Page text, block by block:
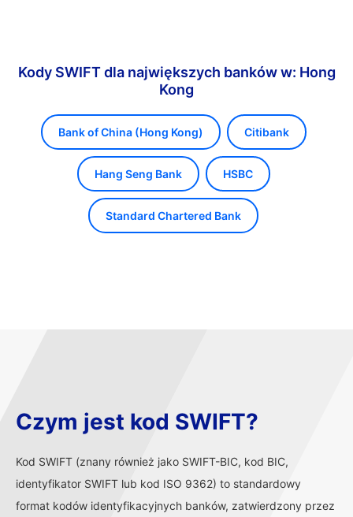
Kody SWIFT dla największych banków w: Hong
Kong
Bank of China (Hong Kong) Citibank
Hang Seng Bank HSBC
Standard Chartered Bank
Czym jest kod SWIFT?
Kod SWIFT (znany również jako SWIFT-BIC, kod BIC,
identyfikator SWIFT lub kod ISO 9362) to standardowy
format kodów identyfikacyjnych banków, zatwierdzony przez